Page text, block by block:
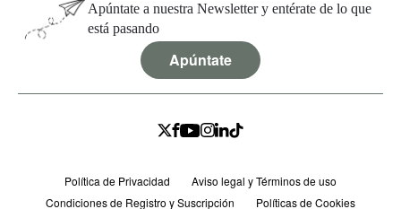
Apúntate a nuestra Newsletter y entérate de lo que
está pasando
Apúntate
Política de Privacidad
Aviso legal y Términos de uso
Condiciones de Registro y Suscripción
Políticas de Cookies